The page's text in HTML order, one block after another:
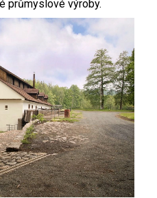
průmyslové výroby.